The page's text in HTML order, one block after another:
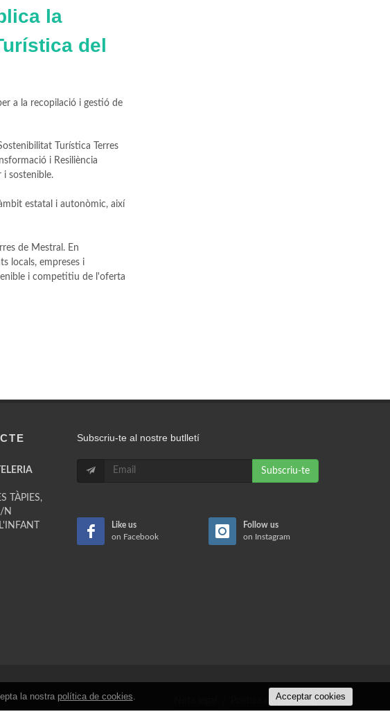
la
del
a la recopilació i gestió de
Turística Terres
i Resiliència
sostenible.
estatal i autonòmic, així
de Mestral. En
locals, empreses i
i competitiu de l'oferta
TÀPIES,
N
Subscriu-te al nostre butlletí
Subscriu-te
Like us
on Facebook
Follow us
on Instagram
Política de privacitat
la nostra política de cookies. Acceptar cookies